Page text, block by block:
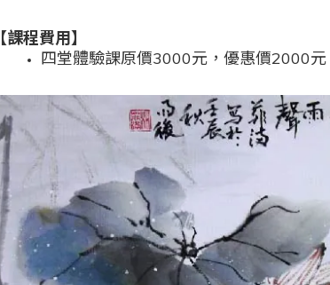
【課程費用】
四堂體驗課原價3000元，優惠價2000元